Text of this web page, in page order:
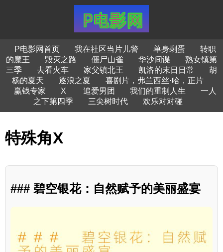
P电影网首页 我在社区当片儿警 单身剩蛋
转职
的魔王
毁灭之路 僵尸山雀 华沙间谍
熟女镇第
三季
去看火车 家父镇北王 凯洛的末日日常
胡
杨的夏天
逐浪之夏
喜剧片，弗兰西丝·哈，正片
赢钱专家
X 追爱男团 我们的重制人生
一人
之下第四季
三尖树时代 欢乐对对碰
特殊角X
### 碧空银花：自然赋予的美丽盛宴